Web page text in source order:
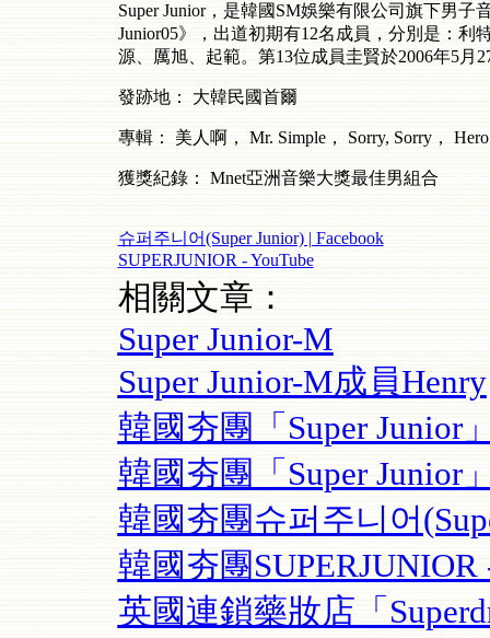
Super Junio​​r，是韓國SM娛樂有限公司旗下男子
Junior05》，出道初期有12名成員，分別是：利
源、厲旭、起範。第13位成員圭賢於2006年5月
發跡地： 大韓民國首爾
專輯： 美人啊， Mr. Simple， Sorry, Sorry， Hero
獲獎紀錄： Mnet亞洲音樂大獎最佳男組合
슈퍼주니어(Super Junior) | Facebook
SUPERJUNIOR - YouTube
相關文章：
Super Junior-M
Super Junior-M成員Henry
韓國夯團「Super Junior
韓國夯團「Super Junior
韓國夯團슈퍼주니어
韓國夯團SUPERJUNIOR
英國連鎖藥妝店「